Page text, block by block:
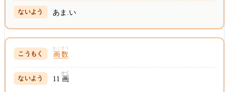
あま.い
画数
かくすう
11 画
かく